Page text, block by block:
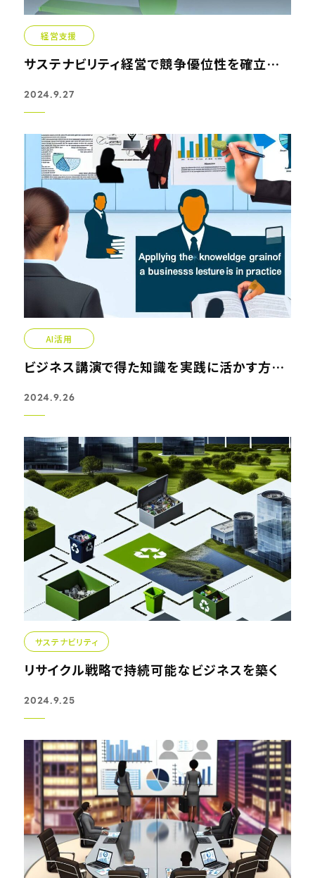
経営支援
サステナビリティ経営で競争優位性を確立する方法
2024.9.27
AI活用
ビジネス講演で得た知識を実践に活かす方法
2024.9.26
サステナビリティ
リサイクル戦略で持続可能なビジネスを築く
2024.9.25